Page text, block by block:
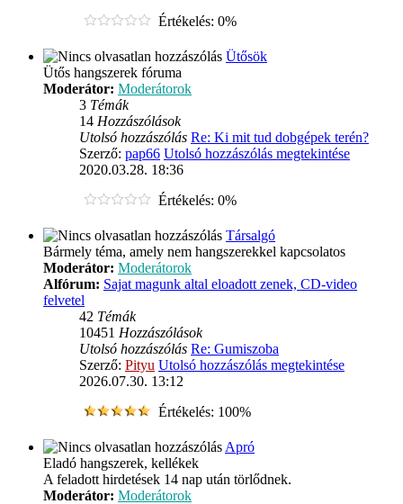
Értékelés: 0%
Ütősök
Ütős hangszerek fóruma
Moderátor: Moderátorok
3 Témák
14 Hozzászólások
Utolsó hozzászólás Re: Ki mit tud dobgépek terén?
Szerző: pap66 Utolsó hozzászólás megtekintése
2020.03.28. 18:36
Értékelés: 0%
Társalgó
Bármely téma, amely nem hangszerekkel kapcsolatos
Moderátor: Moderátorok
Alfórum: Sajat magunk altal eloadott zenek, CD-video
felvetel
42 Témák
10451 Hozzászólások
Utolsó hozzászólás Re: Gumiszoba
Szerző: Pityu Utolsó hozzászólás megtekintése
2026.07.30. 13:12
Értékelés: 100%
Apró
Eladó hangszerek, kellékek
A feladott hirdetések 14 nap után törlődnek.
Moderátor: Moderátorok